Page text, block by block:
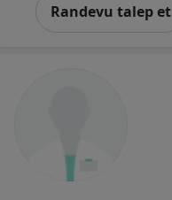
Randevu talep et